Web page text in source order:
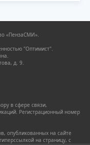
«ПензаСМИ».
"Оптимист".
д. 9.
в сфере связи,
Регистрационный номер
опубликованных на сайте
на страницу, с